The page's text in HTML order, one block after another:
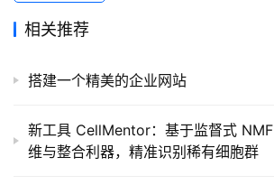
相关推荐
搭建一个精美的企业网站
新工具 CellMentor：基于监督式
维与整合利器，精准识别稀有细胞群